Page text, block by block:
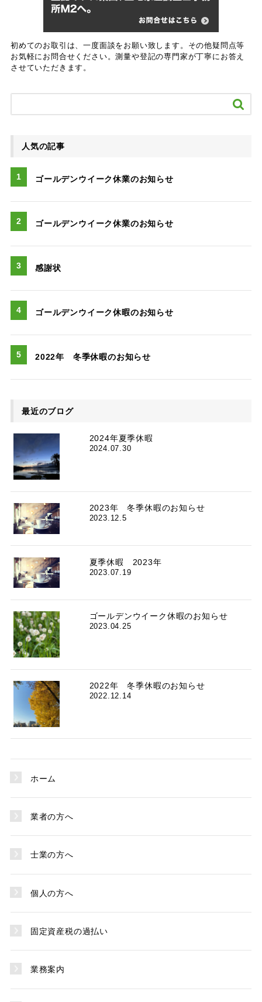
初めてのお取引は、一度面談をお願い致します。その他疑問点等
お気軽にお問合せください。測量や登記の専門家が丁寧にお答え
させていただきます。

人気の記事
ゴールデンウイーク休業のお知らせ
ゴールデンウイーク休業のお知らせ
感謝状
ゴールデンウイーク休暇のお知らせ
2022年 冬季休暇のお知らせ
最近のブログ
2024年夏季休暇
2024.07.30
2023年 冬季休暇のお知らせ
2023.12.5
夏季休暇 2023年
2023.07.19
ゴールデンウイーク休暇のお知らせ
2023.04.25
2022年 冬季休暇のお知らせ
2022.12.14
ホーム
業者の方へ
士業の方へ
個人の方へ
固定資産税の過払い
業務案内